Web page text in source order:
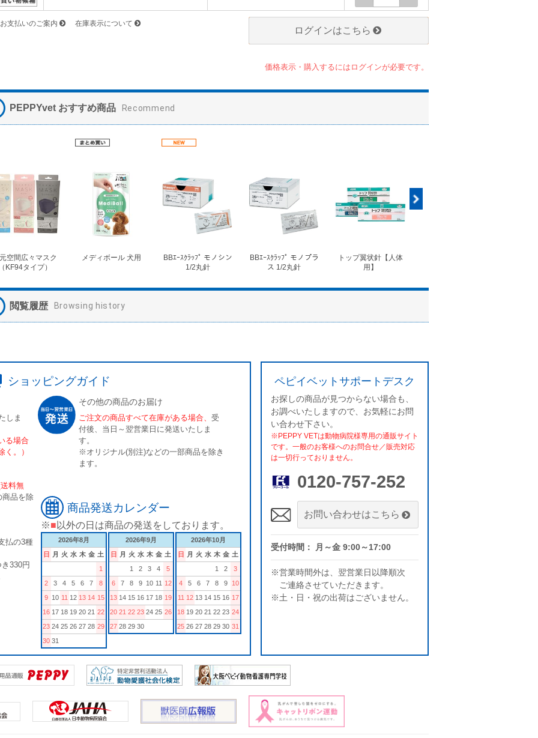
支払いのご案内 在庫表示について
ログインはこちら
価格表示・購入するにはログインが必要です。
PEPPYvet おすすめ商品 Recommend
空間広々マスク
KF94タイプ）
メディボール 犬用
BBｴｰｽｸﾗｯﾌﾟ モノシン
1/2丸針
BBｴｰｽｸﾗｯﾌﾟ モノプラ
ス 1/2丸針
トップ翼状針【人体
用】
閲覧履歴 Browsing history
ショッピングガイド
しま
る場合
。）
料無
品を除
払の3種
330円
その他の商品のお届け
ご注文の商品すべて在庫がある場合、 受
付後、当日～翌営業日に発送いたしま
す。
※オリジナル(別注)などの一部商品を除き
ます。
商品発送カレンダー
※■ 以外の日は商品の発送をしております。
2026年8月
日
月 火 水 木 金 土
1
2
3 4 5 6 7
8
9 10 11 12 13 14 15
16 17 18 19 20 21 22
23 24 25 26 27 28 29
30 31
2026年9月
日
月 火 水 木 金 土
1
2 3 4
5
6
7 8 9 10 11
12
13 14 15 16 17 18 19
20 21 22 23 24 25 26
27 28 29 30
2026年10月
日
月 火 水 木 金 土
1
2
3
4
5 6 7 8 9
10
11 12 13 14 15 16 17
18 19 20 21 22 23 24
25 26 27 28 29 30 31
ペピイベットサポートデスク
お探しの商品が見つからない場合も、
お調べいたしますので、お気軽にお問
い合わせ下さい。
※PEPPY VETは動物病院様専用の通販サイト
です。一般のお客様へのお問合せ／販売対応
は一切行っておりません。
0120-757-252
お問い合わせはこちら
受付時間： 月～金 9:00～17:00
※営業時間外は、翌営業日以降順次
ご連絡させていただきます。
※土・日・祝の出荷はございません。